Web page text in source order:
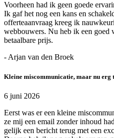
Voorheen had ik geen goede
Ik gaf het nog een kans en
offerteaanvraag kreeg ik
webbouwers. Nu heb ik een goed
betaalbare prijs.
- Arjan van den Broek
Kleine miscommunicatie, maar nu erg
6 juni 2026
Eerst was er een kleine
ze mij een email zonder inhoud
gelijk een bericht terug met een